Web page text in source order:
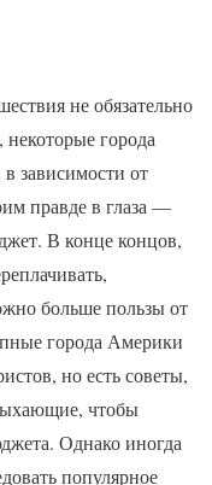
не обязательно
города
зависимости от
правде в глаза —
В конце концов,
больше пользы от
города Америки
но есть советы,
чтобы
Однако иногда
популярное